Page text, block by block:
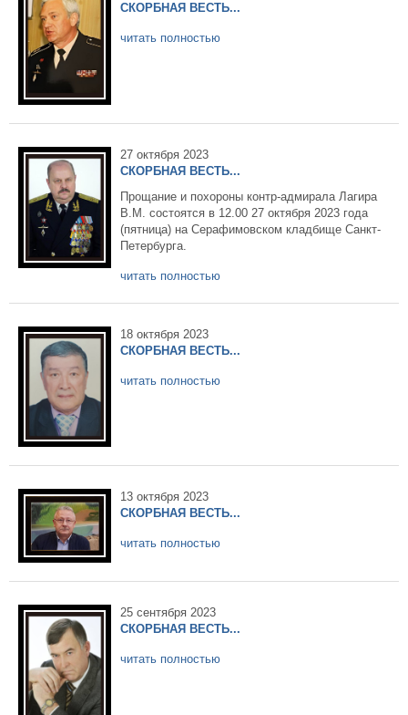
СКОРБНАЯ ВЕСТЬ...
читать полностью
27 октября 2023
СКОРБНАЯ ВЕСТЬ...
Прощание и похороны контр-адмирала Лагира
В.М. состоятся в 12.00 27 октября 2023 года
(пятница) на Серафимовском кладбище Санкт-
Петербурга.
читать полностью
18 октября 2023
СКОРБНАЯ ВЕСТЬ...
читать полностью
13 октября 2023
СКОРБНАЯ ВЕСТЬ...
читать полностью
25 сентября 2023
СКОРБНАЯ ВЕСТЬ...
читать полностью